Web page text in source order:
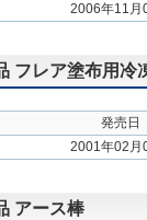
2006年11月
フレア塗布用冷
発売日
2001年02月
アース棒